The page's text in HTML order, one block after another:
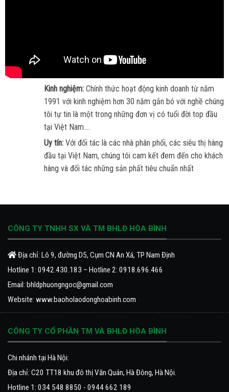
Kinh nghiệm: Chính thức hoạt động kinh doanh từ năm
1991 với kinh nghiệm hơn 30 năm gắn bó với nghề chúng
tôi tự tin là một trong những đơn vị có tuổi đời top đầu
tại Việt Nam....
Uy tín: Với đối tác là các nhà phân phối, các siêu thị hàng
đầu tại Việt Nam, chúng tôi cam kết đem đến cho khách
hàng và đối tác những sản phất tiêu chuẩn nhất
CÔNG TY TNHH SX VÀ TM BHLĐ HÒA BÌNH
Địa chỉ: Lô 9, đường D5, Cụm CN An Xá, TP Nam Định
Hotline 1: 0942.430.183 – Hotline 2: 0918.696.466
Email: bhldphuongngoc@gmail.com
Website: www.baoholaodonghoabinh.com
CÔNG TY CỔ PHẦN TM VÀ BHLĐ HÒA BÌNH
Chi nhánh tại Hà Nội:
Địa chỉ: C20 TT18 khu đô thị Văn Quán, Hà Đông, Hà Nội.
Hotline 1: 034 548 8850 - 0944 662 189